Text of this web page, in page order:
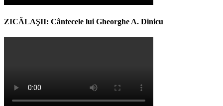
ZICĂLAŞII: Cântecele lui Gheorghe A. Dinicu